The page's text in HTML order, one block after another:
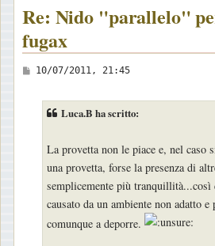
Re: Nido "parallelo"
fugax
M
10/07/2011, 21:45
Luca.B ha scritto:
La provetta non le piace e, nel caso
una provetta, forse la presenza di
semplicemente più tranquillità...così
causato da un ambiente non adatto
comunque a deporre.